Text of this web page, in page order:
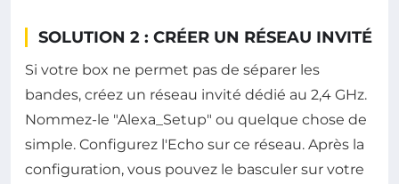
SOLUTION 2 : CRÉER UN RÉSEAU INVITÉ
Si votre box ne permet pas de séparer les
bandes, créez un réseau invité dédié au 2,4 GHz.
Nommez-le "Alexa_Setup" ou quelque chose de
simple. Configurez l'Echo sur ce réseau. Après la
configuration, vous pouvez le basculer sur votre